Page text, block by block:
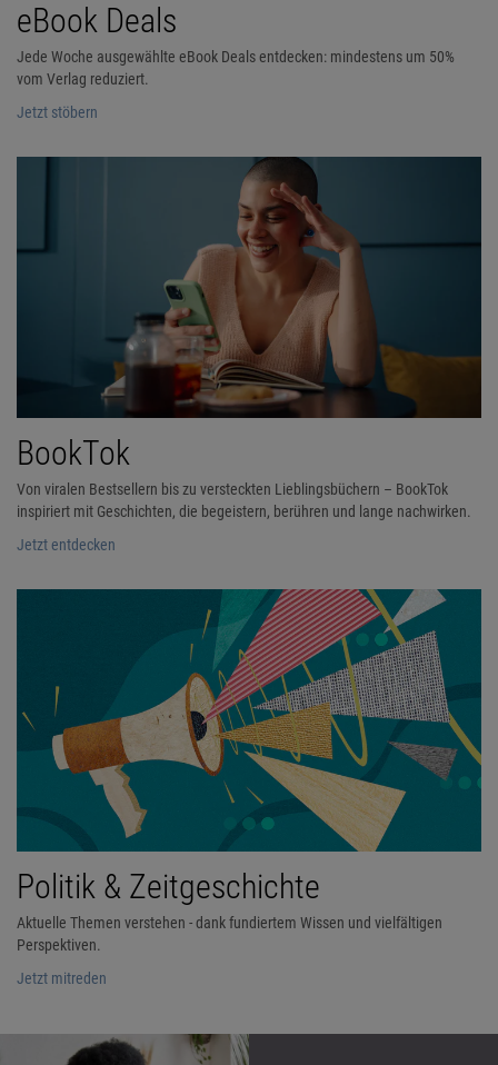
eBook Deals
Jede Woche ausgewählte eBook Deals entdecken: mindestens um 50%
vom Verlag reduziert.
Jetzt stöbern
BookTok
Von viralen Bestsellern bis zu versteckten Lieblingsbüchern – BookTok
inspiriert mit Geschichten, die begeistern, berühren und lange nachwirken.
Jetzt entdecken
Politik & Zeitgeschichte
Aktuelle Themen verstehen - dank fundiertem Wissen und vielfältigen
Perspektiven.
Jetzt mitreden